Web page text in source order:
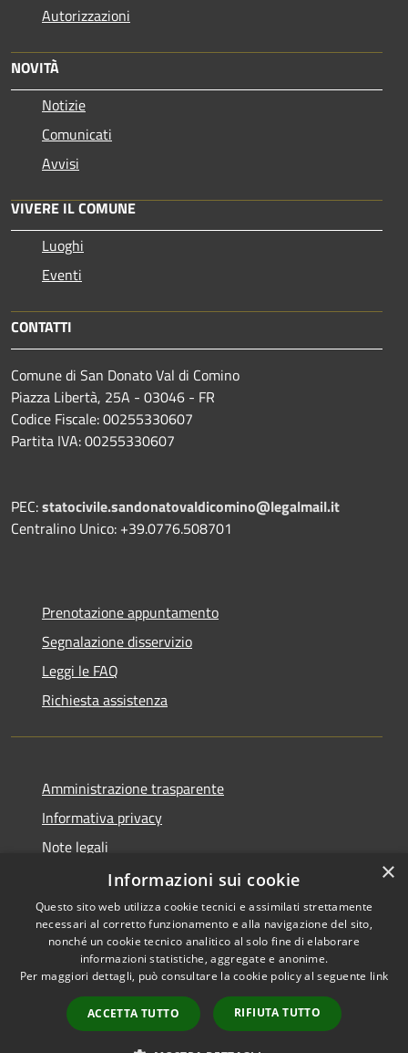
Autorizzazioni
NOVITÀ
Notizie
Comunicati
Avvisi
VIVERE IL COMUNE
Luoghi
Eventi
CONTATTI
Comune di San Donato Val di Comino
Piazza Libertà, 25A - 03046 - FR
Codice Fiscale: 00255330607
Partita IVA: 00255330607
PEC:statocivile.sandonatovaldicomino@legalmail.it
Centralino Unico: +39.0776.508701
Prenotazione appuntamento
Segnalazione disservizio
Leggi le FAQ
Richiesta assistenza
Amministrazione trasparente
Informativa privacy
Note legali
Dichiarazione di accessibilità
RSS
Accessibilità
Copyright © 2026 • Comune di
Powered byMunicipium
Accesso redazione
×
Informazioni sui cookie
Questo sito web utilizza cookie tecnici e assimilati strettamente
necessari al corretto funzionamento e alla navigazione del sito,
nonché un cookie tecnico analitico al solo fine di elaborare
informazioni statistiche, aggregate e anonime.
Per maggiori dettagli, può consultare la cookie policy al seguente link
ACCETTA TUTTO RIFIUTA TUTTO